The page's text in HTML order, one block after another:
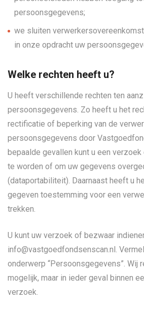
persoonsgegevens;
we sluiten
in onze opdracht uw
Welke rechten heeft u?
U heeft verschillende rechten ten
persoonsgegevens. Zo heeft u het
rectificatie of beperking van de
persoonsgegevens door
bepaalde gevallen kunt u een
te worden of om uw gegevens
(dataportabiliteit). Daarnaast heeft u
gegeven toestemming voor een
trekken.
U kunt uw verzoek of bezwaar
info@vastgoedfondsenscan.nl.
onderwerp “Persoonsgegevens”. Wij
mogelijk, maar in ieder geval binnen
verzoek.